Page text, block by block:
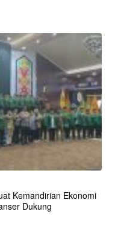
Kemandirian Ekonomi
Dukung